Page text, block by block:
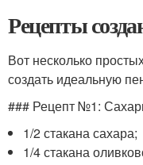
Рецепты
Вот несколько
создать идеальную
### Рецепт №1:
1/2 стакана сахара;
1/4 стакана